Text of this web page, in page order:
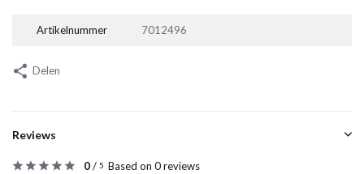
Artikelnummer 7012496
Delen
Reviews
0/ 5 Based on 0 reviews